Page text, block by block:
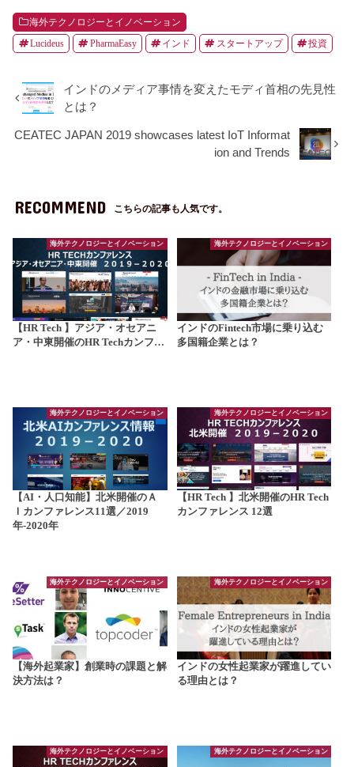
海外テクノロジーとイノベーション
Lucideus
PharmaEasy インド スタートアップ 投資
インドのメディア事情を変えたモディ首相の先見性
とは？
CEATEC JAPAN 2019 showcases latest IoT Informat
ion and Trends
RECOMMEND こちらの記事も人気です。
海外テクノロジーとイノベーション
【HR Tech 】アジア・オセアニ
ア・中東開催のHR Techカンフ…
海外テクノロジーとイノベーション
インドのFintech市場に乗り込む
多国籍企業とは？
海外テクノロジーとイノベーション
【AI・人口知能】北米開催のＡ
Ｉカンファレンス11選／2019
年-2020年
海外テクノロジーとイノベーション
【HR Tech 】北米開催のHR Tech
カンファレンス 12選
海外テクノロジーとイノベーション
【海外起業家】創業時の課題と解
決方法は？
海外テクノロジーとイノベーション
インドの女性起業家が躍進してい
る理由とは？
海外テクノロジーとイノベーション 海外テクノロジーとイノベーション